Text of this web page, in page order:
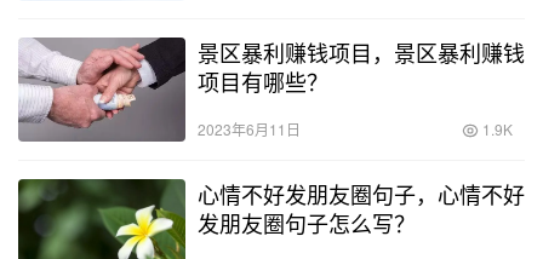
景区暴利赚钱项目，景区暴利赚钱
项目有哪些？
2023年6月11日 1.9K
心情不好发朋友圈句子，心情不好
发朋友圈句子怎么写？